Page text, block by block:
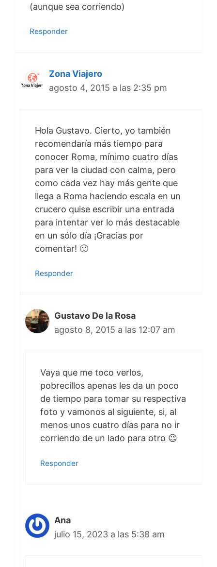
(aunque sea corriendo)
Responder
Zona Viajero
agosto 4, 2015 a las 2:35 pm
Hola Gustavo. Cierto, yo también
recomendaría más tiempo para
conocer Roma, mínimo cuatro días
para ver la ciudad con calma, pero
como cada vez hay más gente que
llega a Roma haciendo escala en un
crucero quise escribir una entrada
para intentar ver lo más destacable
en un sólo día ¡Gracias por
comentar! 🙂
Responder
Gustavo De la Rosa
agosto 8, 2015 a las 12:07 am
Vaya que me toco verlos,
pobrecillos apenas les da un poco
de tiempo para tomar su respectiva
foto y vamonos al siguiente, si, al
menos unos cuatro días para no ir
corriendo de un lado para otro 😉
Responder
Ana
julio 15, 2023 a las 5:38 am